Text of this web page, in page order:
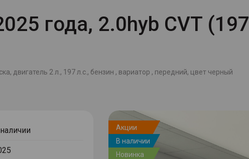
года, 2.0hyb CVT (197
двигатель 2 л., 197 л.с., бензин , вариатор , передний, цвет черный
Акции
В наличии
Новинка